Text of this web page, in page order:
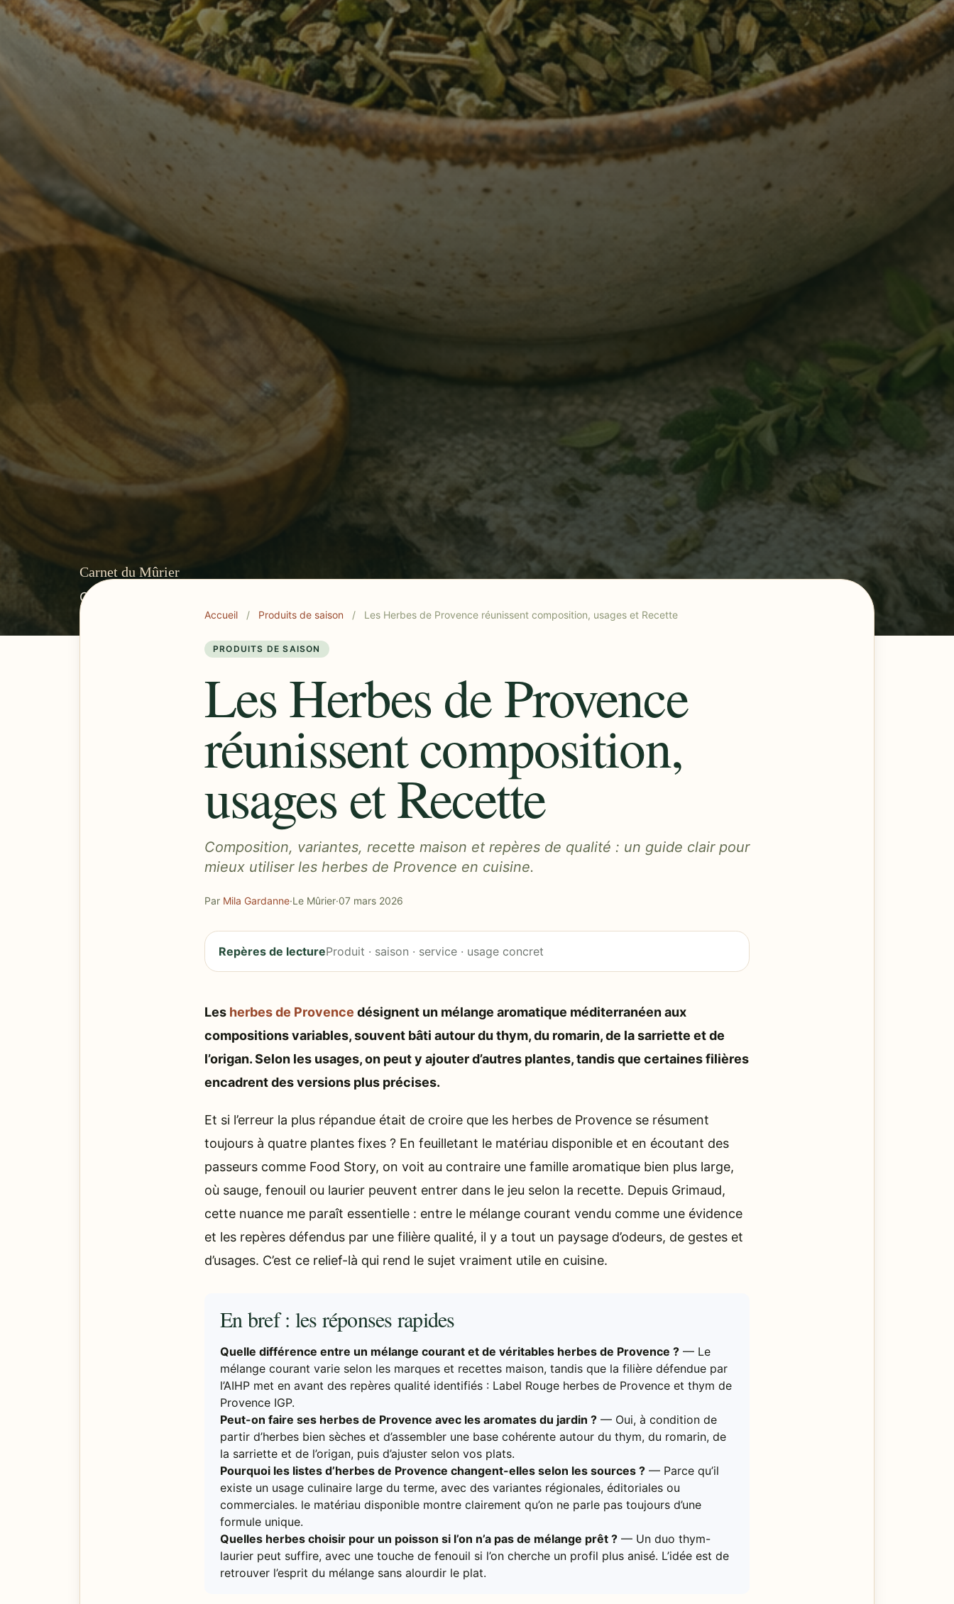
Carnet du Mûrier
Cuisine provençale, tables du Var et routes gourmandes méditerranéennes.
Accueil / Produits de saison / Les Herbes de Provence réunissent composition, usages et Recette
PRODUITS DE SAISON
Les Herbes de Provence
réunissent composition,
usages et Recette
Composition, variantes, recette maison et repères de qualité : un guide clair pour
mieux utiliser les herbes de Provence en cuisine.
Par Mila Gardanne·Le Mûrier·07 mars 2026
Repères de lectureProduit · saison · service · usage concret
Les herbes de Provence désignent un mélange aromatique méditerranéen aux
compositions variables, souvent bâti autour du thym, du romarin, de la sarriette et de
l’origan. Selon les usages, on peut y ajouter d’autres plantes, tandis que certaines filières
encadrent des versions plus précises.
Et si l’erreur la plus répandue était de croire que les herbes de Provence se résument
toujours à quatre plantes fixes ? En feuilletant le matériau disponible et en écoutant des
passeurs comme Food Story, on voit au contraire une famille aromatique bien plus large,
où sauge, fenouil ou laurier peuvent entrer dans le jeu selon la recette. Depuis Grimaud,
cette nuance me paraît essentielle : entre le mélange courant vendu comme une évidence
et les repères défendus par une filière qualité, il y a tout un paysage d’odeurs, de gestes et
d’usages. C’est ce relief-là qui rend le sujet vraiment utile en cuisine.
En bref : les réponses rapides
Quelle différence entre un mélange courant et de véritables herbes de Provence ? — Le
mélange courant varie selon les marques et recettes maison, tandis que la filière défendue par
l’AIHP met en avant des repères qualité identifiés : Label Rouge herbes de Provence et thym de
Provence IGP.
Peut-on faire ses herbes de Provence avec les aromates du jardin ? — Oui, à condition de
partir d’herbes bien sèches et d’assembler une base cohérente autour du thym, du romarin, de
la sarriette et de l’origan, puis d’ajuster selon vos plats.
Pourquoi les listes d’herbes de Provence changent-elles selon les sources ? — Parce qu’il
existe un usage culinaire large du terme, avec des variantes régionales, éditoriales ou
commerciales. le matériau disponible montre clairement qu’on ne parle pas toujours d’une
formule unique.
Quelles herbes choisir pour un poisson si l’on n’a pas de mélange prêt ? — Un duo thym-
laurier peut suffire, avec une touche de fenouil si l’on cherche un profil plus anisé. L’idée est de
retrouver l’esprit du mélange sans alourdir le plat.